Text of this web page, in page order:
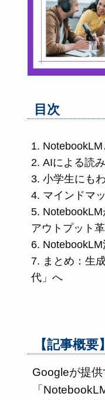
目次
NotebookLM
AIによる読
小学生にも
マインドマ
アウトプット
まとめ：生
代」へ
【記事概要】
Googleが提
「